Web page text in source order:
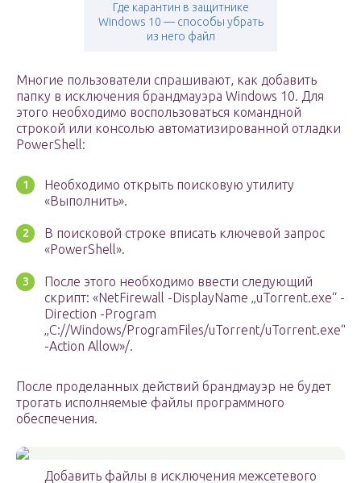
Где карантин в защитнике
Windows 10 — способы убрать
из него файл
Многие пользователи спрашивают, как добавить
папку в исключения брандмауэра Windows 10. Для
этого необходимо воспользоваться командной
строкой или консолью автоматизированной отладки
PowerShell:
Необходимо открыть поисковую утилиту
«Выполнить».
В поисковой строке вписать ключевой запрос
«PowerShell».
После этого необходимо ввести следующий
скрипт: «NetFirewall -DisplayName „uTorrent.exe“ -
Direction -Program
„C://Windows/ProgramFiles/uTorrent/uTorrent.exe“
-Action Allow»/.
После проделанных действий брандмауэр не будет
трогать исполняемые файлы программного
обеспечения.
Добавить файлы в исключения межсетевого